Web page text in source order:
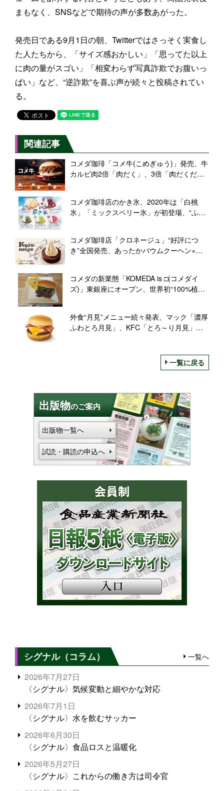
まもなく、SNSなどで期待の声が多数あがった。
発売日である9月1日の朝、Twitterではさっそく実食し
た人たちから、「サイズ感おかしい」「思ってた以上
に肉の量がスゴい」「相変わらず写真詐欺でお腹いっ
ぱい」など、“逆詐欺”を喜ぶ声が続々と投稿されてい
る。
関連記事
コメダ珈琲「コメ牛(こめぎゅう)」発売、牛
カルビ肉2倍「肉だく」、3倍「肉だくだ
コメダ珈琲店のかき氷、2020年は「白桃
氷」「ミックスベリー氷」が初登場、“ふわ
コメダ珈琲店「クロネージュ」“好評につ
き”全国発売、あったかバウムクーヘン×な
コメダの新業態「KOMEDA is □(コメダイ
ズ)」東銀座にオープン、世界初“100%植物
外食“月見”メニュー続々発表、マック「濃厚
ふわとろ月見」、KFC「とろ～り月見」、
一覧に戻る
出版物のご案内
出版物一覧へ
試読・購読の申込へ
シグナル（コラム） 一覧へ
2026年7月27日
〈シグナル〉気候変動と細やかな対応
2026年7月1日
〈シグナル〉水を飲むサッカー
2026年6月30日
〈シグナル〉食品ロスと温暖化
2026年5月27日
〈シグナル〉これからの働き方は司令官